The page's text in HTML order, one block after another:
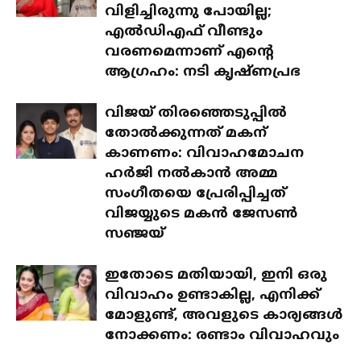
വിളിച്ചിരുന്നു പോയില്ല;
എൽഡിഎഫ് വീണ്ടും
വരണമെന്നാണ് എന്റെ
ആഗ്രഹം: നടി കൃഷ്ണപ്രഭ
വിജയ് തിരഞ്ഞെടുപ്പിൽ
തോൽക്കുന്നത് മകന്
കാണണം: വിവാഹമോചന
ഹർജി നൽകാൻ അമ്മ
സംഗീതയെ പ്രേരിപ്പിച്ചത്
വിജയ്യുടെ മകൻ ജേസൺ
സഞ്ജയ്
ഇതോടെ മതിയായി, ഇനി ഒരു
വിവാഹം ഉണ്ടാകില്ല, എനിക്ക്
മോളുണ്ട്, അവളുടെ കാര്യങ്ങൾ
നോക്കണം: രണ്ടാം വിവാഹവും